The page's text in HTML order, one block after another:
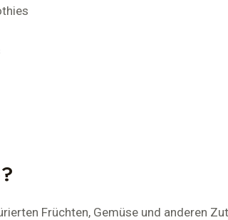
Früchten, Gemüse und anderen